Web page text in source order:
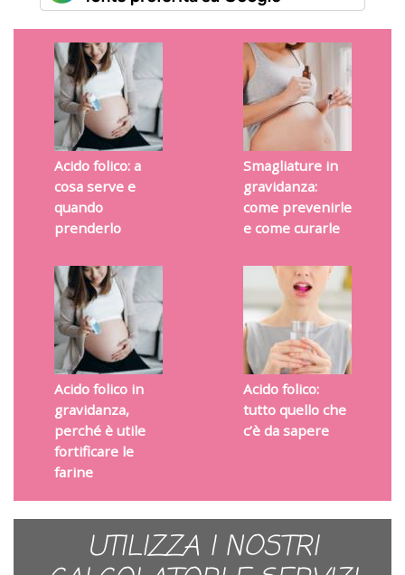
Acido folico: a
cosa serve e
quando
prenderlo
Smagliature in
gravidanza:
come prevenirle
e come curarle
Acido folico in
gravidanza,
perché è utile
fortificare le
farine
Acido folico:
tutto quello che
c’è da sapere
UTILIZZA I NOSTRI